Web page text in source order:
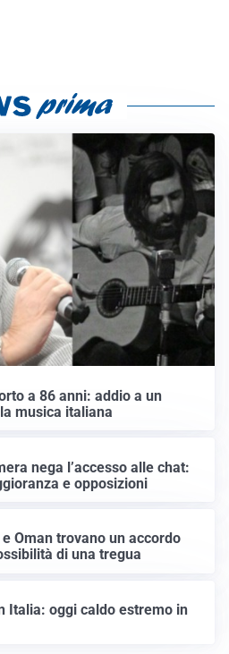
a 86 anni: addio a un
musica italiana
nega l’accesso alle chat:
e opposizioni
Oman trovano un accordo
di una tregua
Italia: oggi caldo estremo in